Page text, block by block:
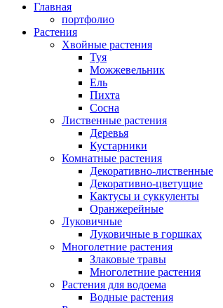
Главная
портфолио
Растения
Хвойные растения
Туя
Можжевельник
Ель
Пихта
Сосна
Лиственные растения
Деревья
Кустарники
Комнатные растения
Декоративно-лиственные
Декоративно-цветущие
Кактусы и суккуленты
Оранжерейные
Луковичные
Луковичные в горшках
Многолетние растения
Злаковые травы
Многолетние растения
Растения для водоема
Водные растения